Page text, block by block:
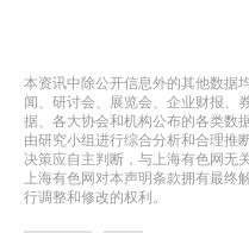
本资讯中除公开信息外的其他数据
闻、研讨会、展览会、企业财报、
据、各大协会和机构公布的各类数
由研究小组进行综合分析和合理推
决策应自主判断，与上海有色网无关
上海有色网对本声明条款拥有最
行调整和修改的权利。